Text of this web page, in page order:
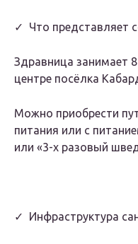
✓ Что представляет
Здравница занимает
центре посёлка
Можно приобрести
питания или с
или «3-х разовый
✓ Инфраструктура